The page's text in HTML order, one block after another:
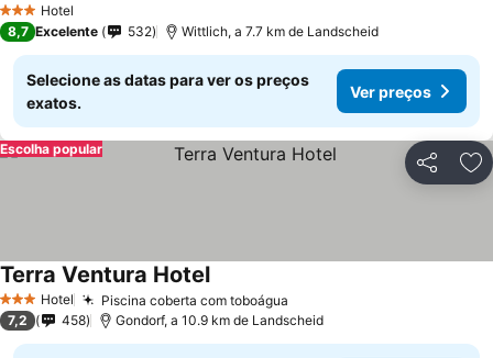
3 EstrelasHotel
8,7 Excelente 532 Wittlich, a 7.7 km de Landscheid
Selecione as datas para ver os preços
exatos.
Ver preços
Partilhar
Escolha popular
3 EstrelasHotel Piscina coberta com toboágua
Terra Ventura Hotel
7,2 458 Gondorf, a 10.9 km de Landscheid